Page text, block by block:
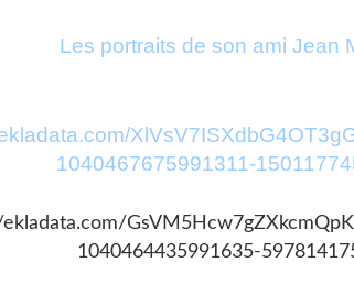
Les portraits de son ami Jean